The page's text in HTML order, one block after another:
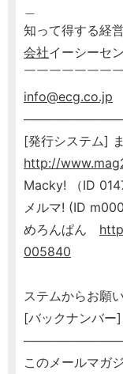
知って得する経
会社イーシーセ
￣￣￣￣￣￣￣
info@ecg.co.jp
[発行システム]
http://
Macky! （ID
メルマ! (ID
めろんぱん
005840
↑ 登録や
ステムからお願
[バックナンバー]
このメールマガ